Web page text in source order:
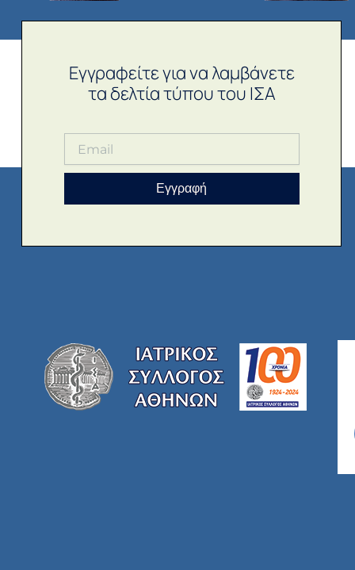
Εγγραφείτε για να λαμβάνετε
τα δελτία τύπου του ΙΣΑ
Εγγραφή